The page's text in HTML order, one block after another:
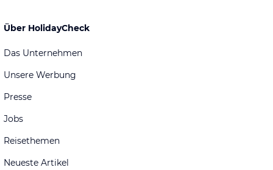
Über HolidayCheck
Das Unternehmen
Unsere Werbung
Presse
Jobs
Reisethemen
Neueste Artikel